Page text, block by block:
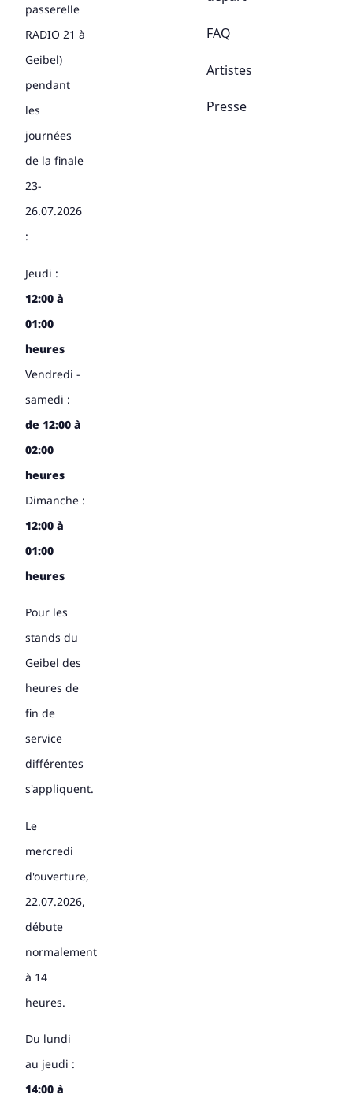
passerelle
RADIO 21 à
Geibel)
pendant
les
journées
de la finale
23-
26.07.2026
:
Jeudi :
12:00 à
01:00
heures
Vendredi -
samedi :
de 12:00 à
02:00
heures
Dimanche :
12:00 à
01:00
heures
Pour les
stands du
Geibel des
heures de
fin de
service
différentes
s'appliquent.
Le
mercredi
d'ouverture,
22.07.2026,
débute
normalement
à 14
heures.
Du lundi
au jeudi :
14:00 à
FAQ
Artistes
Presse